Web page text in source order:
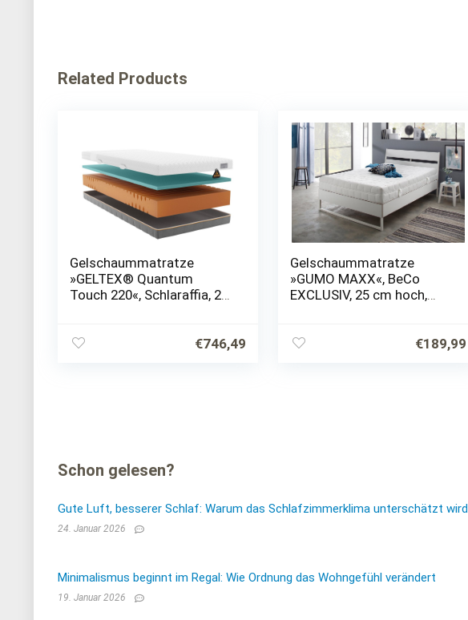
Related Products
Gelschaummatratze
»GELTEX® Quantum
Touch 220«, Schlaraffia, 22
Probeschlafen!*
€746,49
Gelschaummatratze
»GUMO MAXX«, BeCo
EXCLUSIV, 25 cm hoch,
unterschiedlich festen
€189,99
Schon gelesen?
Gute Luft, besserer Schlaf: Warum das Schlafzimmerklima unterschätzt wird
24. Januar 2026
Minimalismus beginnt im Regal: Wie Ordnung das Wohngefühl verändert
19. Januar 2026